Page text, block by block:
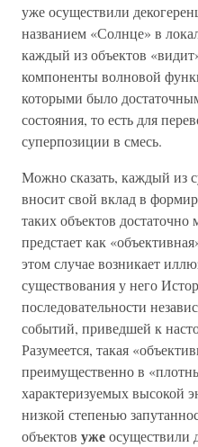
уже осуществили
названием «Солнце» в
каждый из объектов
компоненты волновой
которыми было
состояния, то есть для
суперпозиции в смесь.
Можно сказать, каждый из
вносит свой вклад в
таких объектов достаточно
предстает как
этом случае возникает
существования у него
последовательности
событий, приведшей к
Разумеется, такая
преимущественно в
характеризуемых высокой
низкой степенью
объектов ужеосуществили